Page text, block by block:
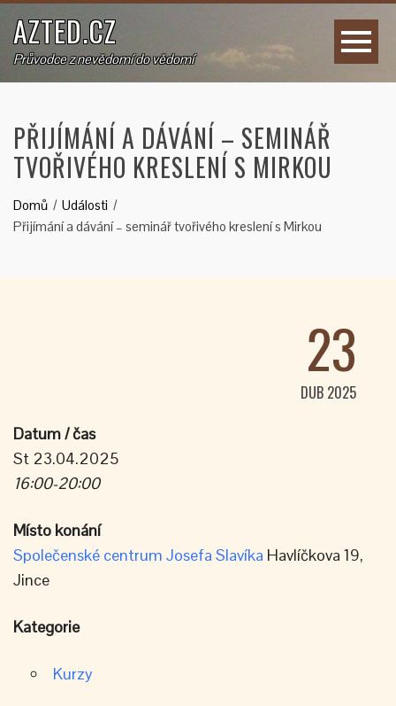
AZTED.CZ
Průvodce z nevědomí do vědomí
PŘIJÍMÁNÍ A DÁVÁNÍ – SEMINÁŘ
TVOŘIVÉHO KRESLENÍ S MIRKOU
Domů
Události
Přijímání a dávání – seminář tvořivého kreslení s Mirkou
23
DUB 2025
Datum / čas
St 23.04.2025
16:00-20:00
Místo konání
Společenské centrum Josefa Slavíka Havlíčkova 19,
Jince
Kategorie
Kurzy